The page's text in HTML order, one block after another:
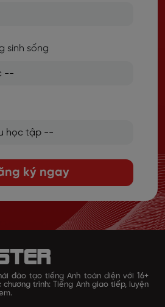
sinh sống
ký ngay
đào tạo tiếng Anh toàn diện với 16+
trình: Tiếng Anh giao tiếp, luyện